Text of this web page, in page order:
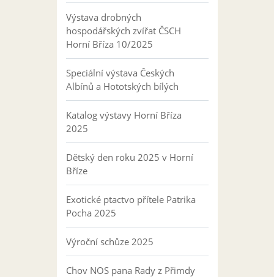
Výstava drobných
hospodářských zvířat ČSCH
Horní Bříza 10/2025
Speciální výstava Českých
Albínů a Hototských bílých
Katalog výstavy Horní Bříza
2025
Dětský den roku 2025 v Horní
Bříze
Exotické ptactvo přítele Patrika
Pocha 2025
Výroční schůze 2025
Chov NOS pana Rady z Přimdy